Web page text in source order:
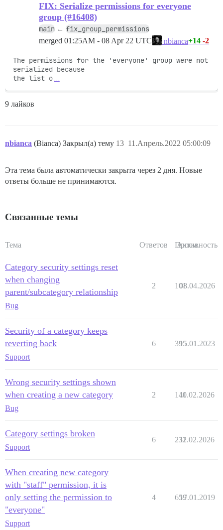
FIX: Serialize permissions for everyone
group (#16408)
main ← fix_group_permissions
merged 01:25AM - 08 Apr 22 UTC nbianca+14 -2
The permissions for the 'everyone' group were not
serialized because
the list o …
9 лайков
nbianca (Bianca) Закрыл(а) тему 11.Апрель.2022 05:00:09
13
Эта тема была автоматически закрыта через 2 дня. Новые
ответы больше не принимаются.
Связанные темы
Тема Ответов Просм.
Активность
Category security settings reset
when changing
parent/subcategory relationship
Bug
2 101
08.04.2026
Security of a category keeps
reverting back
Support
6 395
15.01.2023
Wrong security settings shown
when creating a new category
Bug
2 140
11.02.2026
Category settings broken
Support
6 232
11.02.2026
When creating new category
with "staff" permission, it is
only setting the permission to
"everyone"
Support
4 659
17.01.2019